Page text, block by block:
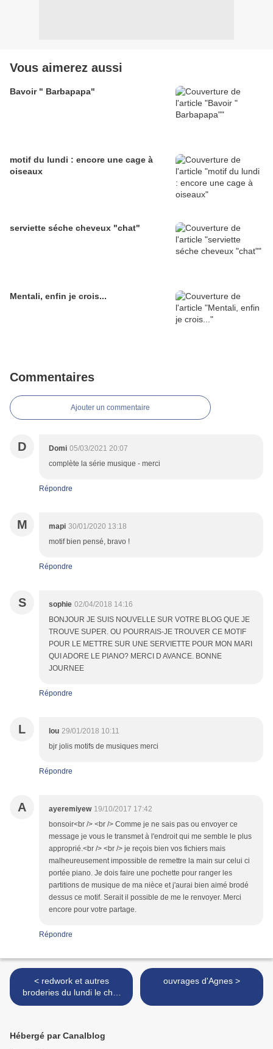
Vous aimerez aussi
Bavoir " Barbapapa"
motif du lundi : encore une cage à
oiseaux
serviette séche cheveux "chat"
Mentali, enfin je crois...
Commentaires
Ajouter un commentaire
D Domi 05/03/2021 20:07
complète la série musique - merci
Répondre
M mapi 30/01/2020 13:18
motif bien pensé, bravo !
Répondre
S sophie 02/04/2018 14:16
BONJOUR JE SUIS NOUVELLE SUR VOTRE BLOG QUE JE
TROUVE SUPER. OU POURRAIS-JE TROUVER CE MOTIF
POUR LE METTRE SUR UNE SERVIETTE POUR MON MARI
QUI ADORE LE PIANO? MERCI D AVANCE. BONNE
JOURNEE
Répondre
L lou 29/01/2018 10:11
bjr jolis motifs de musiques merci
Répondre
A ayeremiyew 19/10/2017 17:42
bonsoir<br /> <br /> Comme je ne sais pas ou envoyer ce
message je vous le transmet à l'endroit qui me semble le plus
approprié.<br /> <br /> je reçois bien vos fichiers mais
malheureusement impossible de remettre la main sur celui ci
portée piano. Je dois faire une pochette pour ranger les
partitions de musique de ma nièce et j'aurai bien aimé brodé
dessus ce motif. Serait il possible de me le renvoyer. Merci
encore pour votre partage.
Répondre
< redwork et autres
broderies du lundi le chef
d'orchestre
ouvrages d'Agnes >
Hébergé par Canalblog